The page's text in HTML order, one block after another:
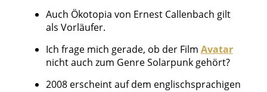
Auch Ökotopia von Ernest Callenbach gilt
als Vorläufer.
Ich frage mich gerade, ob der Film Avatar
nicht auch zum Genre Solarpunk gehört?
2008 erscheint auf dem englischsprachigen